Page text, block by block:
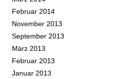
Februar 2014
November 2013
September 2013
März 2013
Februar 2013
Januar 2013